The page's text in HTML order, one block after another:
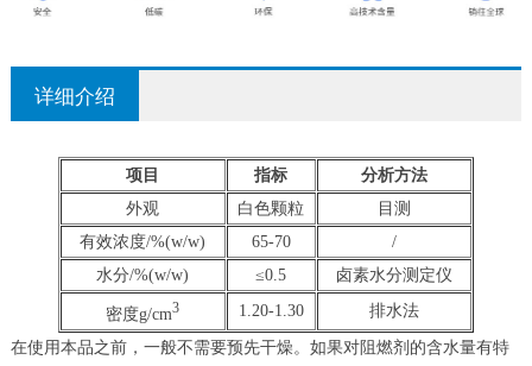
详细介绍
项目 指标
分析方法
外观
白色颗粒
目测
有效浓度/%(w/w)
65-70
/
水分/%(w/w)
≤0.5 卤素水分测定仪
密度g/cm3 1.20-1.30 排水法
在使用本品之前，一般不需要预先干燥。如果对阻燃剂的含水量有特